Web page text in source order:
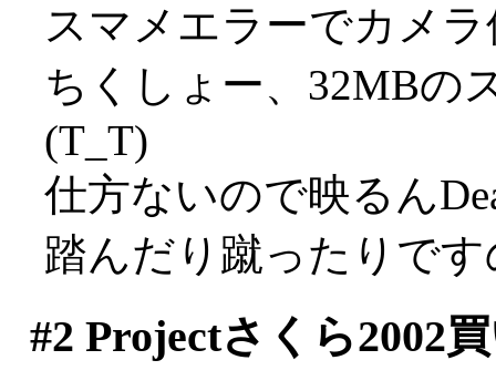
スマメエラーでカメ
ちくしょー、32MBの
(T_T)
仕方ないので映るん
踏んだり蹴ったりで
#2 Projectさくら2002